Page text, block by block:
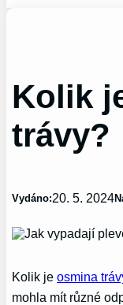
Kolik
trávy?
Vydáno:20. 5. 2024
Kolik jeosmina
mohla mít různé